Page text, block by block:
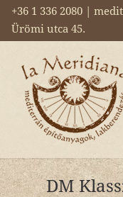
+36 1 336 2080 |
Ürömi utca 45.
DM